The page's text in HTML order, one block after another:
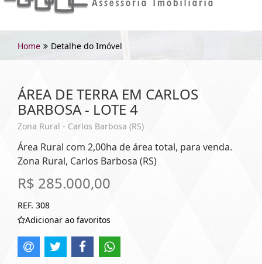
Home Detalhe do Imóvel
ÁREA DE TERRA EM CARLOS
BARBOSA - LOTE 4
Zona Rural - Carlos Barbosa (RS)
Área Rural com 2,00ha de área total, para venda.
Zona Rural, Carlos Barbosa (RS)
R$ 285.000,00
REF. 308
Adicionar ao favoritos